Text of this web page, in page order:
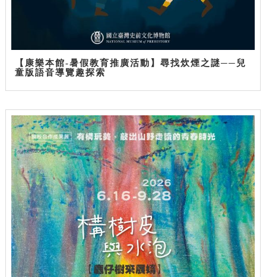
【康樂本館-暑假教育推廣活動】尋找炊煙之謎──兒
童版語音導覽趣探索